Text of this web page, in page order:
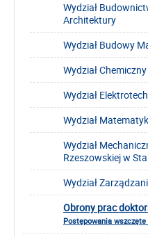
Wydział
Architektury
Wydział Budowy
Wydział Chemiczny
Wydział
Wydział
Wydział
Rzeszowskiej w
Wydział
Obrony prac
Postępowania